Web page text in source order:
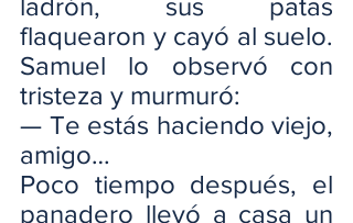
ladrón, sus patas
flaquearon y cayó al suelo.
Samuel lo observó con
tristeza y murmuró:
— Te estás haciendo viejo,
amigo…
Poco tiempo después, el
panadero llevó a casa un